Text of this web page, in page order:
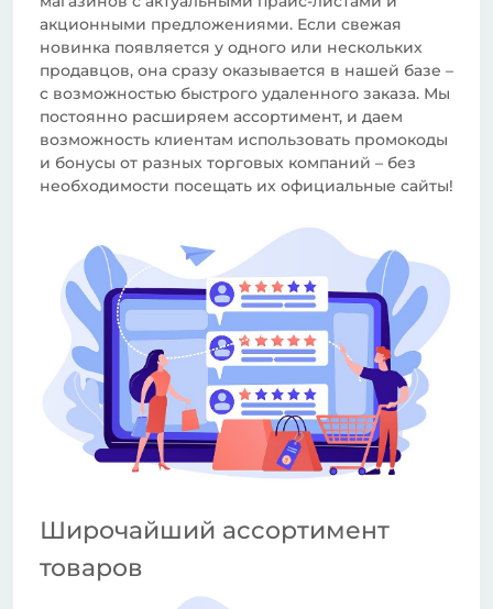
акционными предложениями. Если свежая
новинка появляется у одного или нескольких
продавцов, она сразу оказывается в нашей базе –
с возможностью быстрого удаленного заказа. Мы
постоянно расширяем ассортимент, и даем
возможность клиентам использовать промокоды
и бонусы от разных торговых компаний – без
необходимости посещать их официальные сайты!
Широчайший ассортимент
товаров